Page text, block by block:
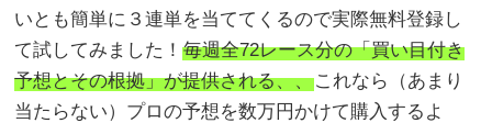
いとも簡単に３連単を当ててくるので実際無料登録し
て試してみました！毎週全72レース分の「買い目付き
予想とその根拠」が提供される、、これなら（あまり
当たらない）プロの予想を数万円かけて購入するよ